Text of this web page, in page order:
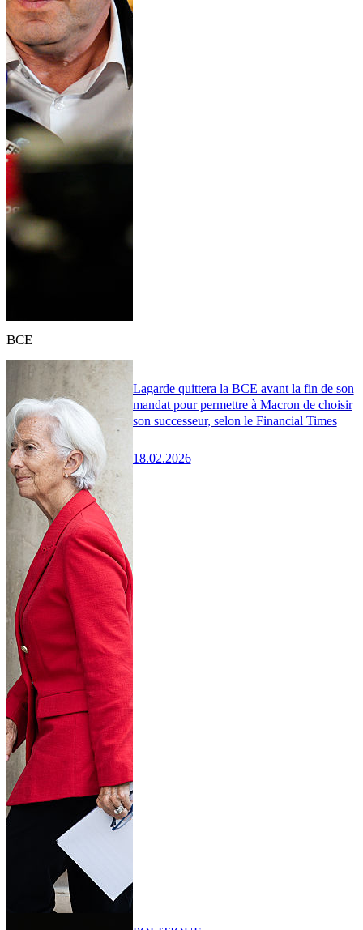
BCE
Lagarde quittera la BCE avant la fin de son
mandat pour permettre à Macron de choisir
son successeur, selon le Financial Times
18.02.2026